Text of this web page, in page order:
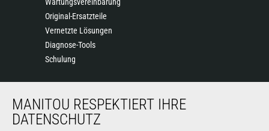
Original-Ersatzteile
Vernetzte Lösungen
Diagnose-Tools
Schulung
ÜBER UNS
Die Manitou-Gruppe
MANITOU RESPEKTIERT IHRE
DATENSCHUTZ